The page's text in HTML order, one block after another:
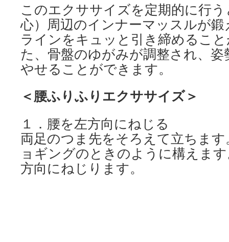
このエクササイズを定期的に行
心）周辺のインナーマッスルが
ラインをキュッと引き締めるこ
た、骨盤のゆがみが調整され、
やせることができます。
＜腰ふりふりエクササイズ＞
１．腰を左方向にねじる
両足のつま先をそろえて立ちま
ョギングのときのように構えま
方向にねじります。